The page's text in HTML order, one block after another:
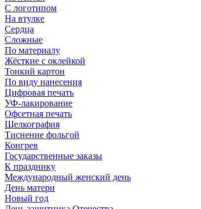
С логотипом
На втулке
Сердца
Сложные
По материалу
Жёсткие с оклейкой
Тонкий картон
По виду нанесения
Цифровая печать
УФ-лакирование
Офсетная печать
Шелкография
Тиснение фольгой
Конгрев
Государственные заказы
К празднику
Международный женский день
День матери
Новый год